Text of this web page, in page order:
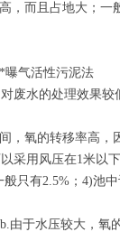
，而且占地大；
气活性污泥法
水的处理效果较
氧的转移率高，
采用风压在1米以
只有2.5%；4)池
于水压较大，氧